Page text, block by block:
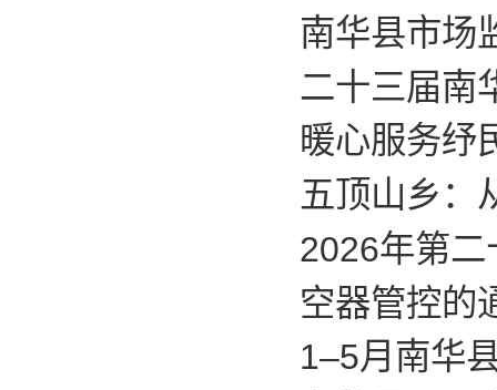
南华县市场
二十三届南
暖心服务纾
五顶山乡：
2026年第二
空器管控的
1–5月南华